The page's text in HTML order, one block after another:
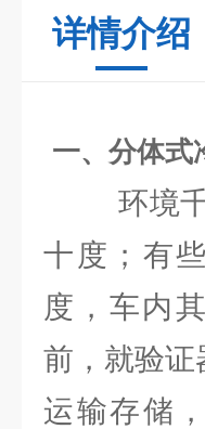
详情介绍
一、 分体式
环境千差
十度；有
度，车内
前，就验
运输存储